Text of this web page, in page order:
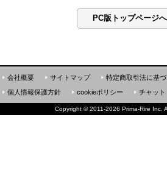
PC版トップページ
会社概要 サイトマップ 特定商取引法に基
個人情報保護方針
cookieポリシー チャット
Copyright ©2011-2026 Prima-Rire Inc.